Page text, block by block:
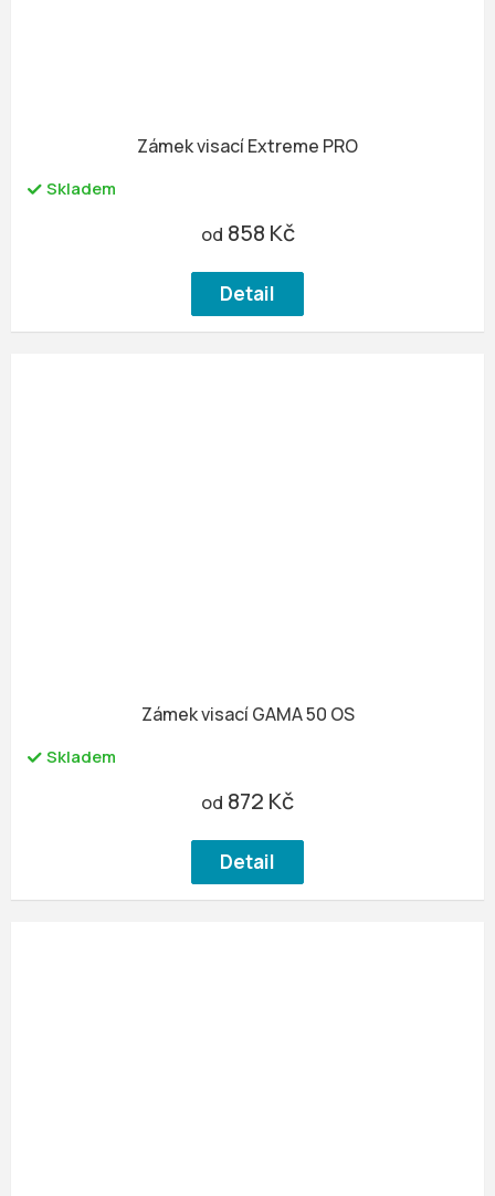
Zámek visací Extreme PRO
Skladem
od 858 Kč
Detail
Zámek visací GAMA 50 OS
Skladem
od 872 Kč
Detail